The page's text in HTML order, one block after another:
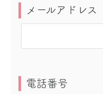
メールアドレス
電話番号